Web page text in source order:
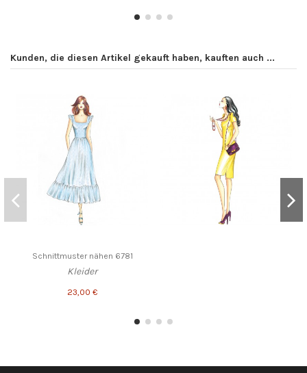
Kunden, die diesen Artikel gekauft haben, kauften auch ...
Schnittmuster nähen 6781
Kleider
23,00 €